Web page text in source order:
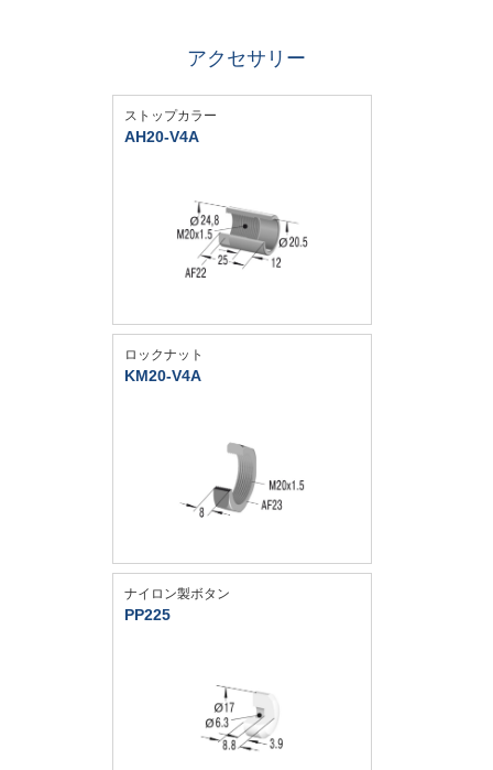
アクセサリー
ストップカラー
AH20-V4A
ロックナット
KM20-V4A
ナイロン製ボタン
PP225